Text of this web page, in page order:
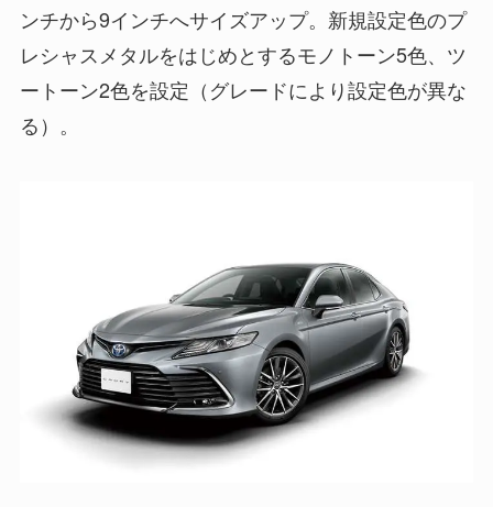
ンチから9インチへサイズアップ。新規設定色のプ
レシャスメタルをはじめとするモノトーン5色、ツ
ートーン2色を設定（グレードにより設定色が異な
る）。